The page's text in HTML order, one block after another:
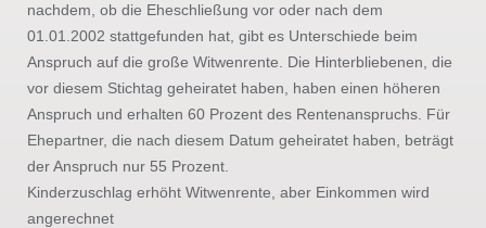
nachdem, ob die Eheschließung vor oder nach dem
01.01.2002 stattgefunden hat, gibt es Unterschiede beim
Anspruch auf die große Witwenrente. Die Hinterbliebenen, die
vor diesem Stichtag geheiratet haben, haben einen höheren
Anspruch und erhalten 60 Prozent des Rentenanspruchs. Für
Ehepartner, die nach diesem Datum geheiratet haben, beträgt
der Anspruch nur 55 Prozent.
Kinderzuschlag erhöht Witwenrente, aber Einkommen wird
angerechnet